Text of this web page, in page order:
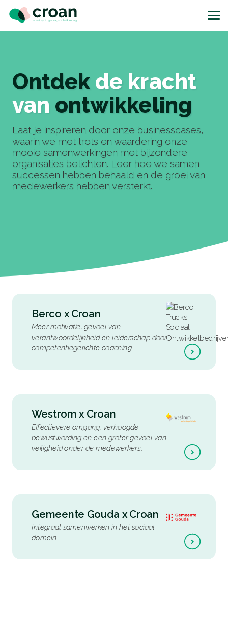
Ontdek de kracht
van ontwikkeling
Laat je inspireren door onze businesscases,
waarin we met trots en waardering onze
mooie samenwerkingen met bijzondere
organisaties belichten. Leer hoe we samen
successen hebben behaald en de groei van
medewerkers hebben versterkt.
Berco xCroan
Meer motivatie, gevoel van
verantwoordelijkheid en leiderschap door
competentiegerichte coaching.
Westrom x Croan
Effectievere omgang, verhoogde
bewustwording en een groter gevoel van
veiligheid onder de medewerkers.
Gemeente Gouda xCroan
Integraal samenwerken in het sociaal
domein.